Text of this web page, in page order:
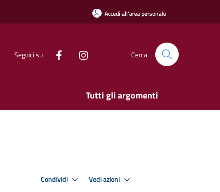
Accedi all'area personale
Seguici su Cerca
Tutti gli argomenti
Condividi Vedi azioni